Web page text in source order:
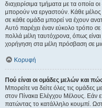
διαχειρίσιμα τμήματα με τα οποία
μπορούν να εργαστούν. Κάθε μέλος
σε κάθε ομάδα μπορεί να έχουν
Αυτό παρέχει έναν εύκολο τρόπο σε
πολλά μέλη ταυτόχρονα, όπως
χορήγηση στα μέλη πρόσβαση σε
Κορυφή
Πού είναι οι ομάδες μελών και
Μπορείτε να δείτε όλες τις
στον Πίνακα Ελέγχου Μέλους. Εάν
πατώντας το κατάλληλο κουμπί.